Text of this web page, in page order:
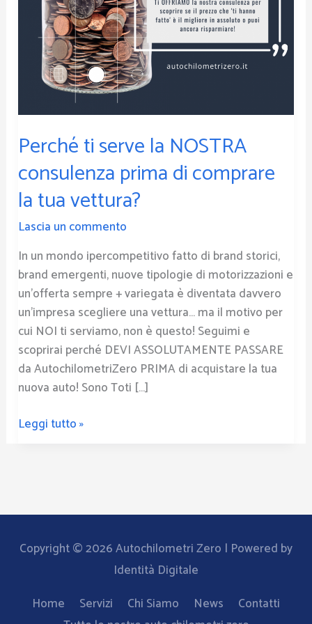
Perché ti serve la NOSTRA
consulenza prima di comprare
la tua vettura?
Lascia un commento
In un mondo ipercompetitivo fatto di brand storici,
brand emergenti, nuove tipologie di motorizzazioni e
un’offerta sempre + variegata è diventata davvero
un’impresa scegliere una vettura… ma il motivo per
cui NOI ti serviamo, non è questo! Seguimi e
scoprirai perché DEVI ASSOLUTAMENTE PASSARE
da AutochilometriZero PRIMA di acquistare la tua
nuova auto! Sono Toti […]
prima
comprare
Leggi tutto »
Copyright © 2026Autochilometri Zero | Powered by
Identità Digitale
Home
Servizi Chi Siamo News
Contatti